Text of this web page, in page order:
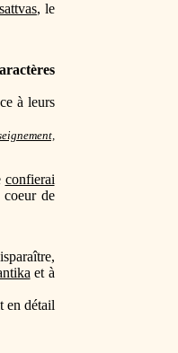
, le
à leurs
confierai
de
et à
en détail